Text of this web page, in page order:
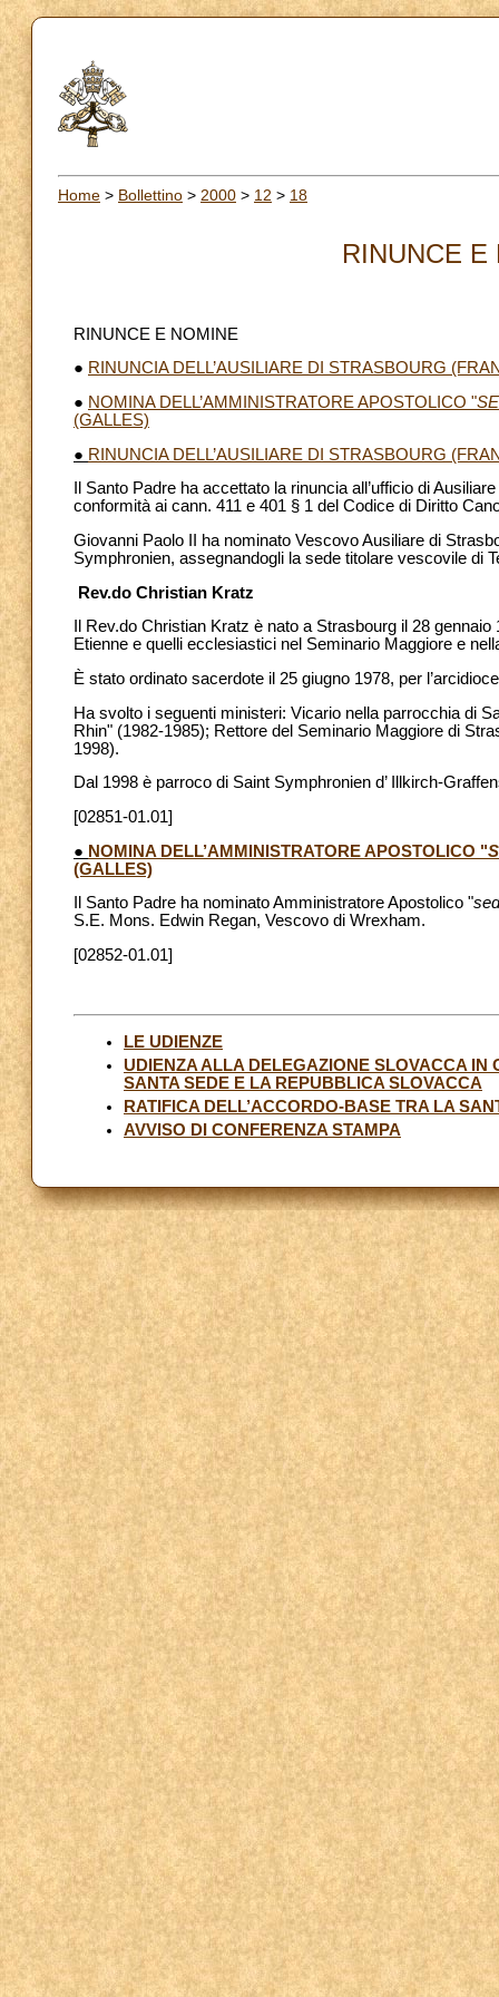
Home > Bollettino > 2000 > 12 > 18
RINUNCE E
RINUNCE E NOMINE
● RINUNCIA DELL’AUSILIARE DI STRASBOURG
● NOMINA DELL’AMMINISTRATORE APOSTOLICO "
(GALLES)
● RINUNCIA DELL’AUSILIARE DI STRASBOURG
Il Santo Padre ha accettato la rinuncia all’ufficio di
conformità ai cann. 411 e 401 § 1 del Codice di Diritto
Giovanni Paolo II ha nominato Vescovo Ausiliare di
Symphronien, assegnandogli la sede titolare vescovile di
Rev.do Christian Kratz
Il Rev.do Christian Kratz è nato a Strasbourg il 28
Etienne e quelli ecclesiastici nel Seminario Maggiore e
È stato ordinato sacerdote il 25 giugno 1978, per
Ha svolto i seguenti ministeri: Vicario nella parrocchia di
Rhin" (1982-1985); Rettore del Seminario Maggiore di
1998).
Dal 1998 è parroco di Saint Symphronien d’ Illkirch-
[02851-01.01]
● NOMINA DELL’AMMINISTRATORE APOSTOLICO "
(GALLES)
Il Santo Padre ha nominato Amministratore Apostolico "
S.E. Mons. Edwin Regan, Vescovo di Wrexham.
[02852-01.01]
LE UDIENZE
UDIENZA ALLA DELEGAZIONE SLOVACCA IN
SANTA SEDE E LA REPUBBLICA SLOVACCA
RATIFICA DELL’ACCORDO-BASE TRA LA
AVVISO DI CONFERENZA STAMPA